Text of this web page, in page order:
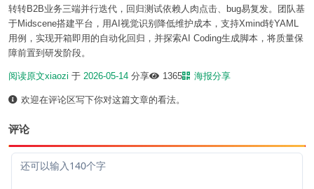
转转B2B业务三端并行迭代，回归测试依赖人肉点击、bug易复发。团队基
于Midscene搭建平台，用AI视觉识别降低维护成本，支持Xmind转YAML
用例，实现开箱即用的自动化回归，并探索AI Coding生成脚本，将质量保
障前置到研发阶段。
阅读原文xiaozi 于 2026-05-14 分享 1365 海报分享
欢迎在评论区写下你对这篇文章的看法。
评论